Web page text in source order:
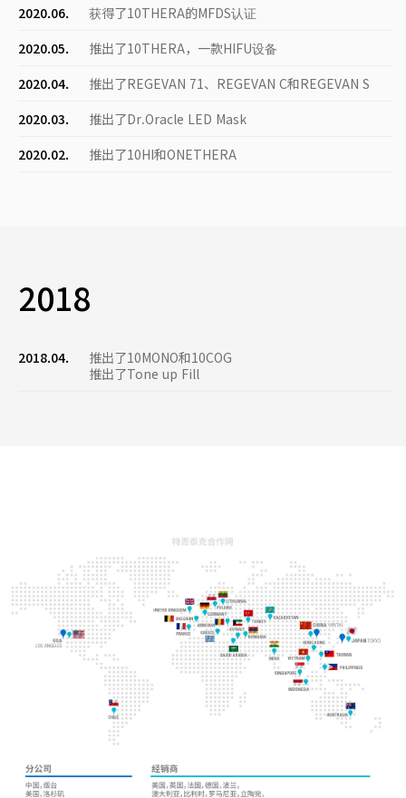
2020.06.
获得了10THERA的MFDS认证
2020.05.
推出了10THERA，一款HIFU设备
2020.04.
推出了REGEVAN 71、REGEVAN C和REGEVAN S
2020.03.
推出了Dr.Oracle LED Mask
2020.02.
推出了10HI和ONETHERA
2018
2018.04.
推出了10MONO和10COG
推出了Tone up Fill